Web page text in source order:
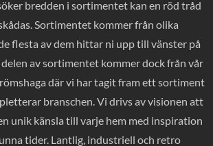
bredden i sortimentet kan en röd tråd
Sortimentet kommer från olika
flesta av dem hittar ni upp till vänster på
av sortimentet kommer dock från vår
där vi har tagit fram ett sortiment
branschen. Vi drivs av visionen att
unik känsla till varje hem med inspiration
tider. Lantlig, industriell och retro